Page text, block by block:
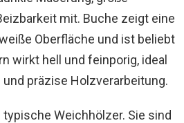
mit. Buche zeigt eine
Oberfläche und ist beliebt
wirkt hell und feinporig, ideal
präzise Holzverarbeitung.
Weichhölzer. Sie sind